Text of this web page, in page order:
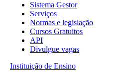
Sistema Gestor
Serviços
Normas e legislação
Cursos Gratuitos
API
Divulgue vagas
Instituição de Ensino